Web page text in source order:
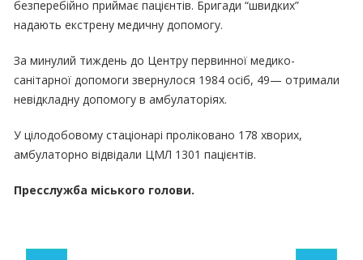
безперебійно приймає пацієнтів. Бригади “швидких”
надають екстрену медичну допомогу.
За минулий тиждень до Центру первинної медико-
санітарної допомоги звернулося 1984 осіб, 49— отримали
невідкладну допомогу в амбулаторіях.
У цілодобовому стаціонарі проліковано 178 хворих,
амбулаторно відвідали ЦМЛ 1301 пацієнтів.
Пресслужба міського голови.